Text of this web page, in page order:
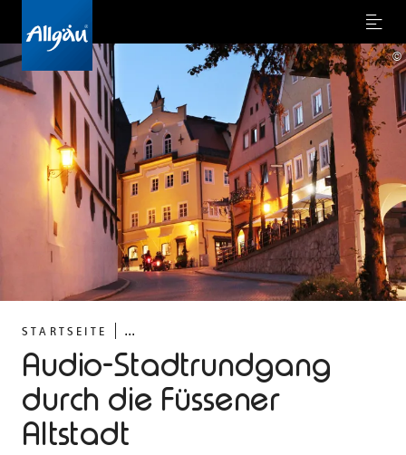
Menu
STARTSEITE ...
Audio-Stadtrundgang
durch die Füssener
Altstadt
©